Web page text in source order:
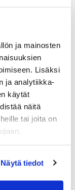
ja mainosten
Lisäksi
ja analytiikka-
käytät
näitä
tai joita on
Näytä tiedot
kurssin